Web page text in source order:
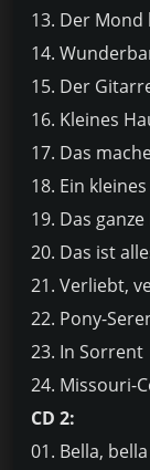
13. Der
14.
15. Der
16. Kleines
17. Das
18. Ein
19. Das
20. Das ist
21. Verliebt,
22. Pony-
23. In Sorrent
24. Missouri-
CD 2:
01. Bella,